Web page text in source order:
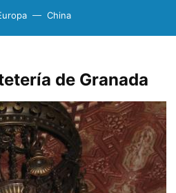
China
de Granada